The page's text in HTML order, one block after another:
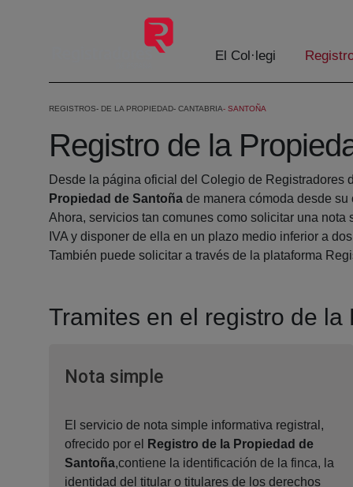
Salta al contingut principal
El Col·legi
REGISTROS DE LA PROPIEDAD CANTABRIA SANTOÑA
Registro de la
Desde la página oficial del Colegio de Registradores
Propiedad de Santoña de manera cómoda desde su
Ahora, servicios tan comunes como solicitar una nota
IVA y disponer de ella en un plazo medio inferior a
También puede solicitar a través de la plataforma
Tramites en el registro de
Nota simpleVentana nueva
El servicio de nota simple informativa registral,
ofrecido por el
Registro de la Propiedad de
Santoña,contiene la identificación de la finca, la
identidad del titular o titulares de los derechos